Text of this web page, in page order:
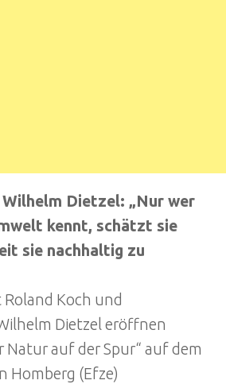
Dietzel: „Nur wer
kennt, schätzt sie
sie nachhaltig zu
Koch und
Dietzel eröffnen
Natur auf der Spur“ auf dem
Homberg (Efze)